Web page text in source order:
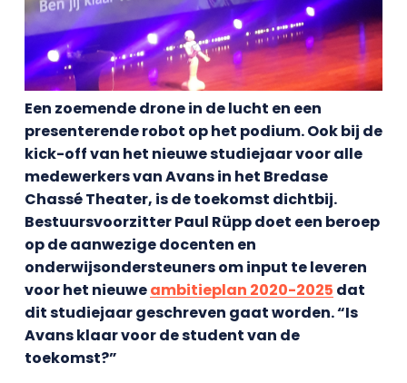
Een zoemende drone in de lucht en een
presenterende robot op het podium. Ook bij de
kick-off van het nieuwe studiejaar voor alle
medewerkers van Avans in het Bredase
Chassé Theater, is de toekomst dichtbij.
Bestuursvoorzitter Paul Rüpp doet een beroep
op de aanwezige docenten en
onderwijsondersteuners om input te leveren
voor het nieuweambitieplan 2020-2025 dat
dit studiejaar geschreven gaat worden. “Is
Avans klaar voor de student van de
toekomst?”